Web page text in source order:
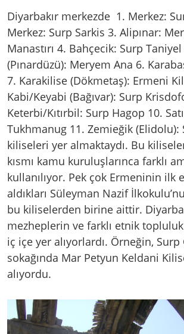
Diyarbakır merkezde 1. Merkez:
Merkez: Surp Sarkis 3. Alipınar:
Manastırı 4. Bahçecik: Surp
(Pınardüzü): Meryem Ana 6.
7. Karakilise (Dökmetaş): Ermeni
Kabi/Keyabi (Bağıvar): Surp
Keterbi/Kıtırbil: Surp Hagop 10.
Tukhmanug 11. Zemieğik (Elidolu):
kiliseleri yer almaktaydı. Bu
kısmı kamu kuruluşlarınca farklı
kullanılıyor. Pek çok Ermeninin ilk
aldıkları Süleyman Nazif
bu kiliselerden birine aittir.
mezheplerin ve farklı etnik
iç içe yer alıyorlardı. Örneğin, Surp
sokağında Mar Petyun Keldani
alıyordu.